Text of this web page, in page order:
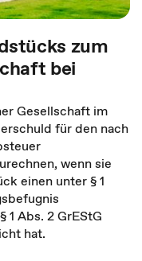
zum
bei
Gesellschaft im
für den nach
wenn sie
einen unter § 1
1 Abs. 2 GrEStG
hat.